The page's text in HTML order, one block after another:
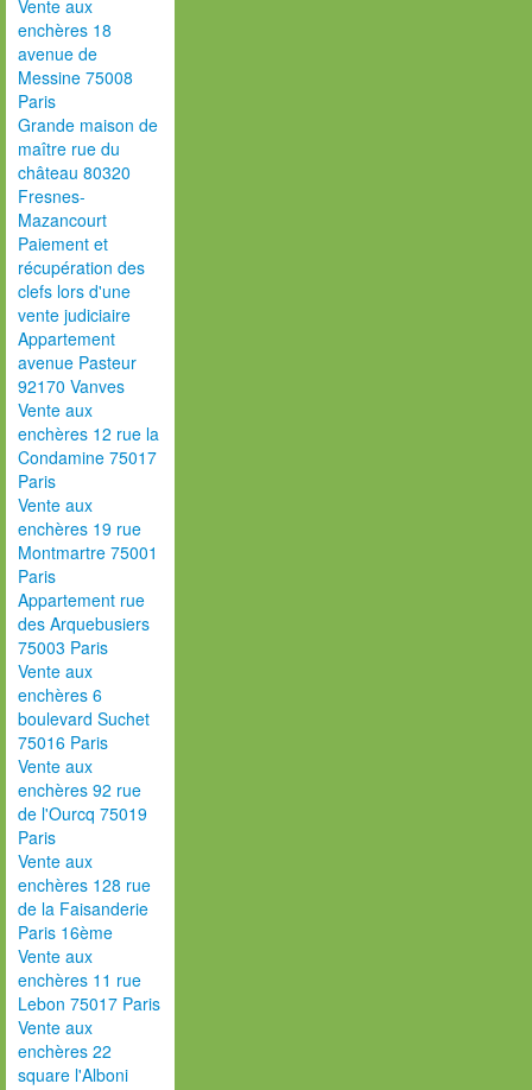
Vente aux
enchères 18
avenue de
Messine 75008
Paris
Grande maison de
maître rue du
château 80320
Fresnes-
Mazancourt
Paiement et
récupération des
clefs lors d'une
vente judiciaire
Appartement
avenue Pasteur
92170 Vanves
Vente aux
enchères 12 rue la
Condamine 75017
Paris
Vente aux
enchères 19 rue
Montmartre 75001
Paris
Appartement rue
des Arquebusiers
75003 Paris
Vente aux
enchères 6
boulevard Suchet
75016 Paris
Vente aux
enchères 92 rue
de l'Ourcq 75019
Paris
Vente aux
enchères 128 rue
de la Faisanderie
Paris 16ème
Vente aux
enchères 11 rue
Lebon 75017 Paris
Vente aux
enchères 22
square l'Alboni